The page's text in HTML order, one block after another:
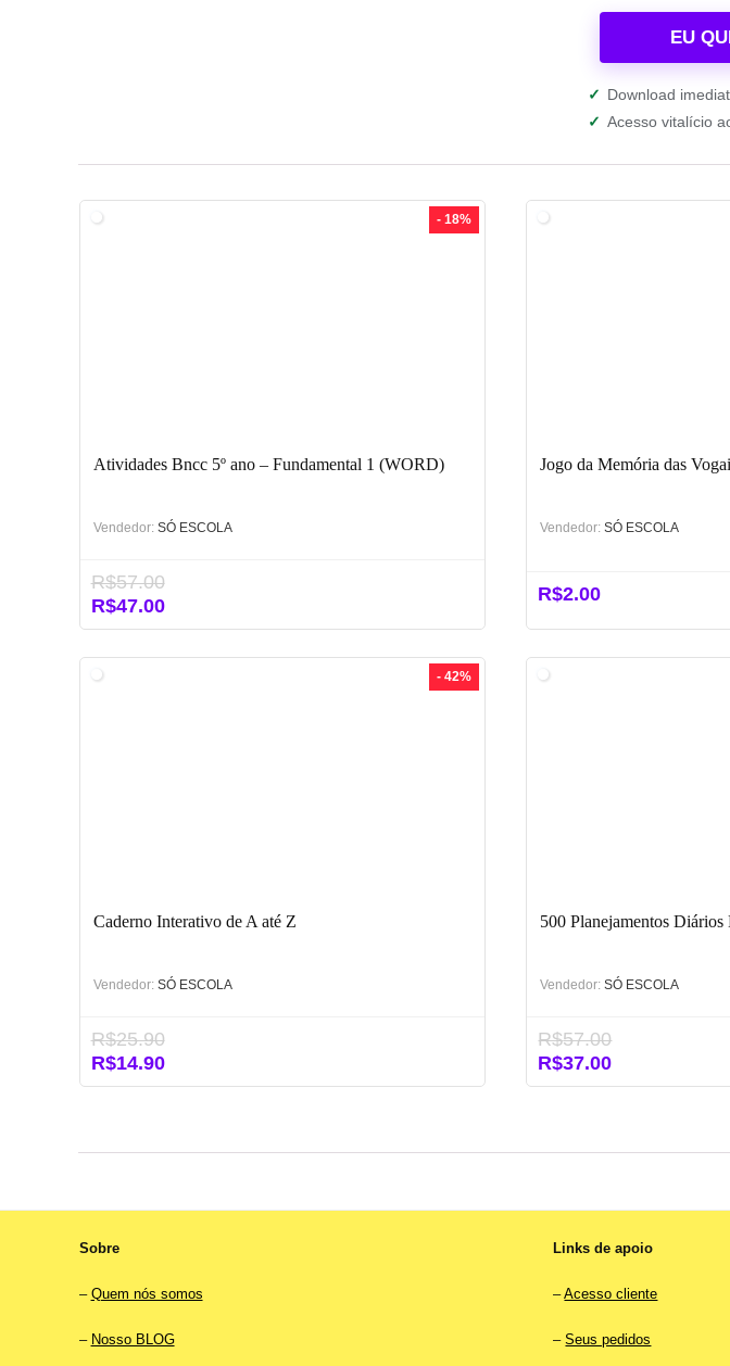
EU
✓ Download
✓ Acesso vitalício
- 18%
Atividades Bncc 5º ano – Fundamental 1 (WORD)
Vendedor: SÓ ESCOLA
R$57.00
O
preço
era:
R$47.00O
preço
Jogo da Memória das
Vendedor: SÓ ESCOLA
R$2.00
- 42%
Caderno Interativo de A até Z
Vendedor: SÓ ESCOLA
R$25.90
O
preço
R$25.90.
R$14.90O
preço
R$14.90.
500 Planejamentos
Vendedor: SÓ ESCOLA
R$57.00
O
preço
R$57.00.
R$37.00O
preço
R$37.00.
Sobre
– Quem nós somos
– Nosso BLOG
Links de apoio
–Acesso cliente
–Seus pedidos